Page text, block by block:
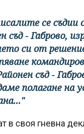
се съдии
съд - Габрово,
си от
съд -
полагане на
в своя гневна